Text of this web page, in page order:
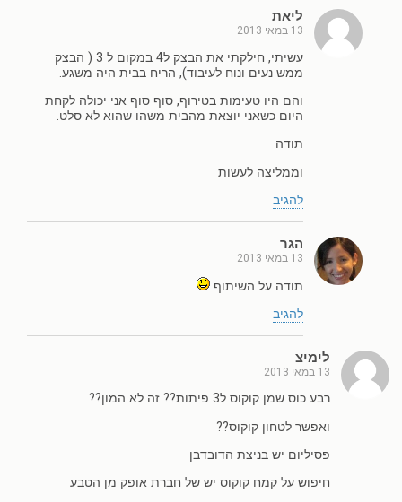
ליאת
13 במאי 2013
עשיתי, חילקתי את הבצק ל4 במקום ל 3 ( הבצק
ממש נעים ונוח לעיבוד), הריח בבית היה משגע.
והם היו טעימות בטירוף, סוף סוף אני יכולה לקחת
היום כשאני יוצאת מהבית משהו שהוא לא סלט.
תודה
וממליצה לעשות
להגיב
הגר
13 במאי 2013
תודה על השיתוף
להגיב
לימיצ
13 במאי 2013
רבע כוס שמן קוקוס ל3 פיתות?? זה לא המון??
ואפשר לטחון קוקוס??
פסיליום יש בניצת הדובדבן
חיפוש על קמח קוקוס יש של חברת אופק מן הטבע